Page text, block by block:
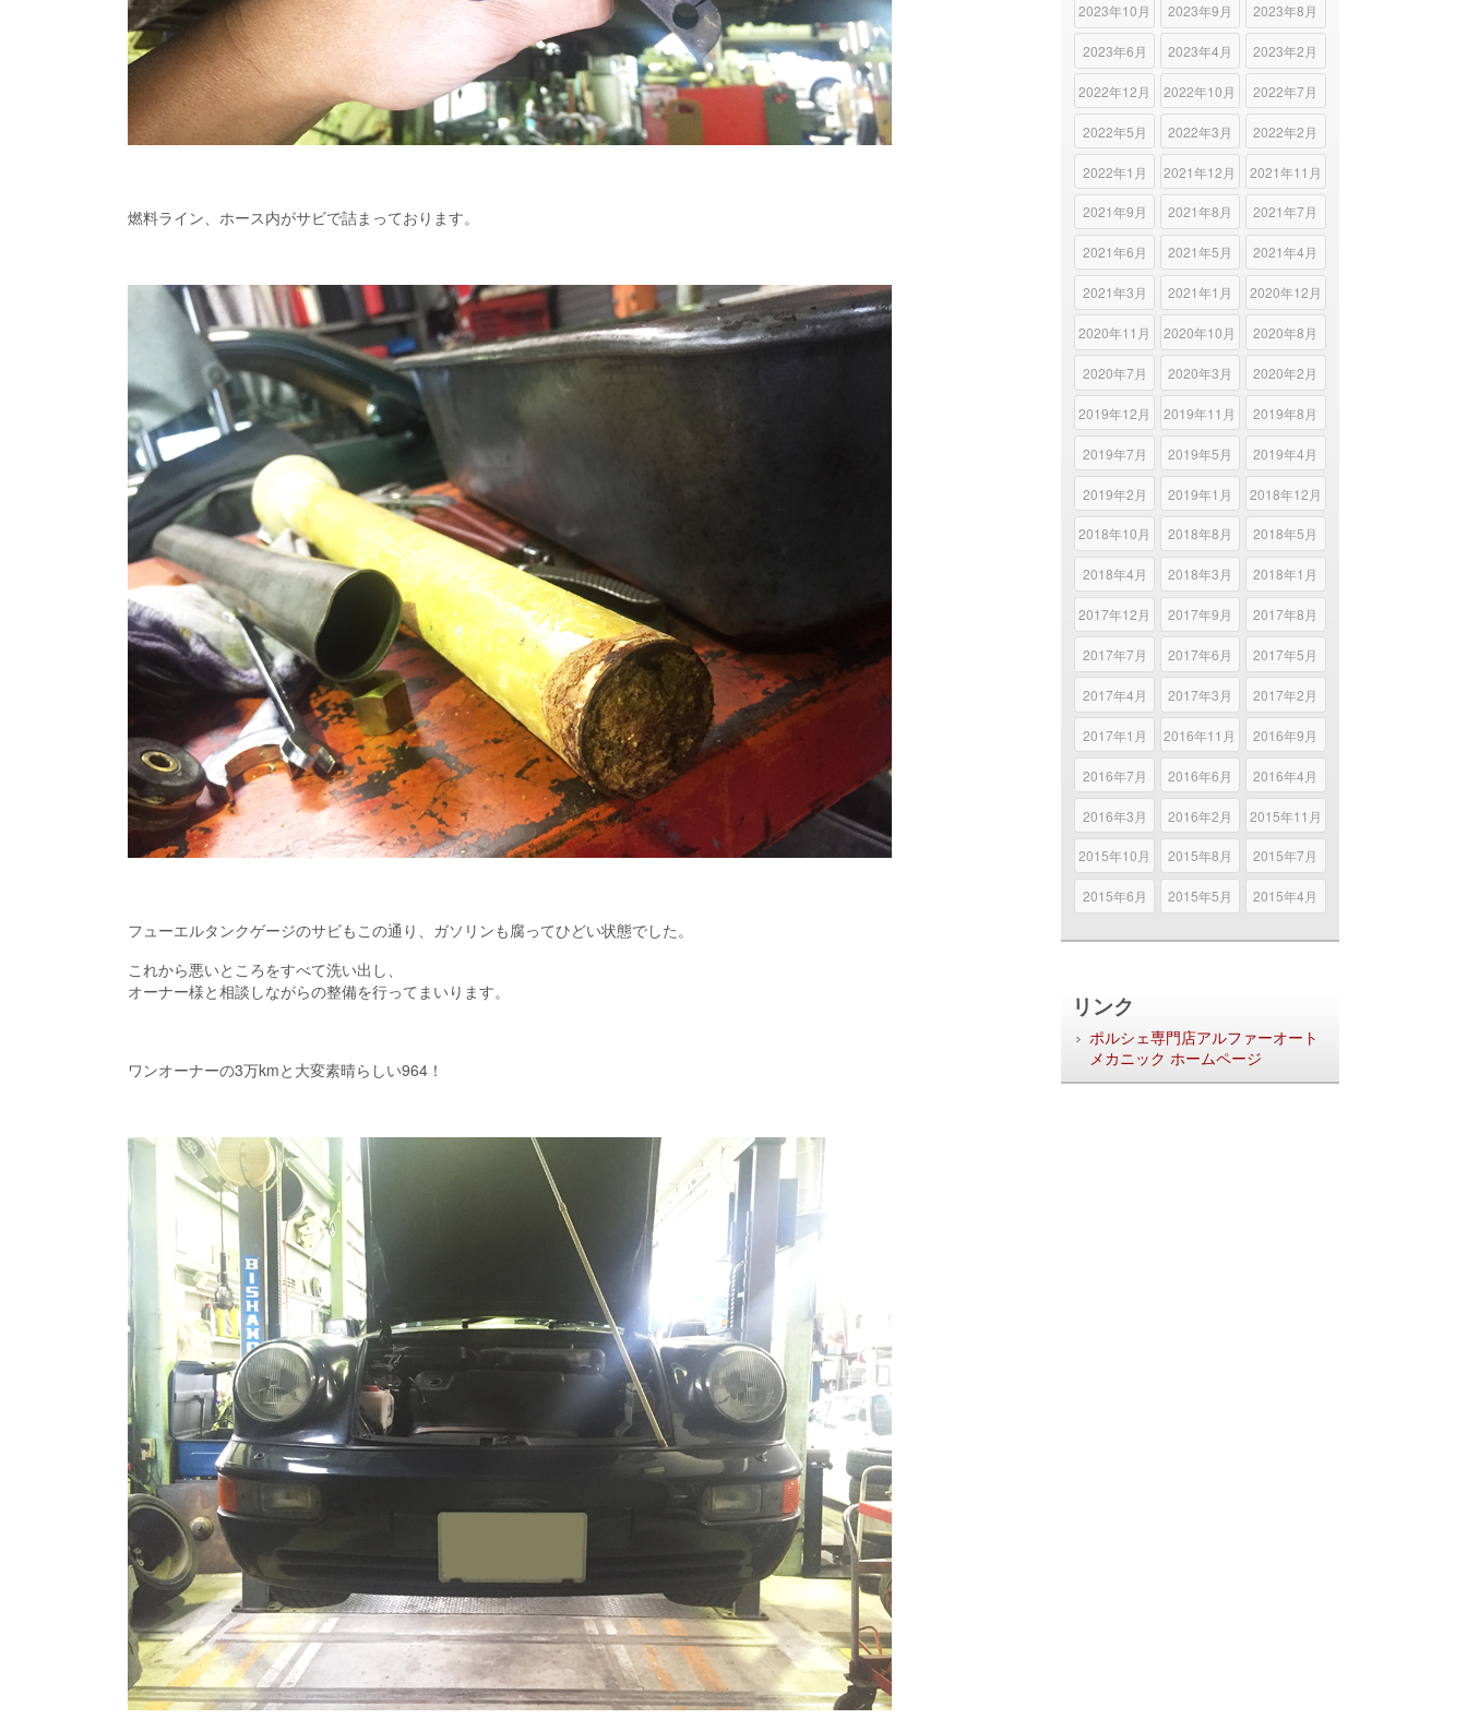
燃料ライン、ホース内がサビで詰まっております。
フューエルタンクゲージのサビもこの通り、ガソリンも腐ってひどい状態でした。
これから悪いところをすべて洗い出し、
オーナー様と相談しながらの整備を行ってまいります。
ワンオーナーの3万kmと大変素晴らしい964！
2023年10月 2023年9月 2023年8月
2023年6月 2023年4月 2023年2月
2022年12月 2022年10月 2022年7月
2022年5月 2022年3月 2022年2月
2022年1月 2021年12月 2021年11月
2021年9月 2021年8月 2021年7月
2021年6月 2021年5月 2021年4月
2021年3月 2021年1月 2020年12月
2020年11月 2020年10月 2020年8月
2020年7月 2020年3月 2020年2月
2019年12月 2019年11月 2019年8月
2019年7月 2019年5月 2019年4月
2019年2月 2019年1月 2018年12月
2018年10月 2018年8月 2018年5月
2018年4月 2018年3月 2018年1月
2017年12月 2017年9月 2017年8月
2017年7月 2017年6月 2017年5月
2017年4月 2017年3月 2017年2月
2017年1月 2016年11月 2016年9月
2016年7月 2016年6月 2016年4月
2016年3月 2016年2月 2015年11月
2015年10月 2015年8月 2015年7月
2015年6月 2015年5月 2015年4月
リンク
ポルシェ専門店アルファーオート
メカニック ホームページ